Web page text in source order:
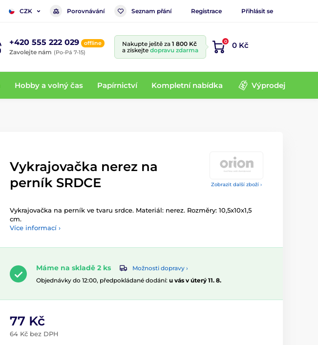
CZK Porovnávání Seznam přání Registrace Přihlásit se
+420 555 222 029 offline
Zavolejte nám (Po-Pá 7-15)
Nakupte ještě za 1 800 Kč
a získejte dopravu zdarma
0 0 Kč
Hobby a volný čas Papírnictví Kompletní nabídka Výprodej
Zobrazit další zboží ›
Vykrajovačka nerez na
perník SRDCE
Vykrajovačka na perník ve tvaru srdce. Materiál: nerez. Rozměry: 10,5x10x1,5
cm.
Více informací ›
Máme na skladě 2 ks
Možnosti dopravy ›
Objednávky do 12:00, předpokládané dodání: u vás v úterý 11. 8.
77 Kč
64 Kč bez DPH